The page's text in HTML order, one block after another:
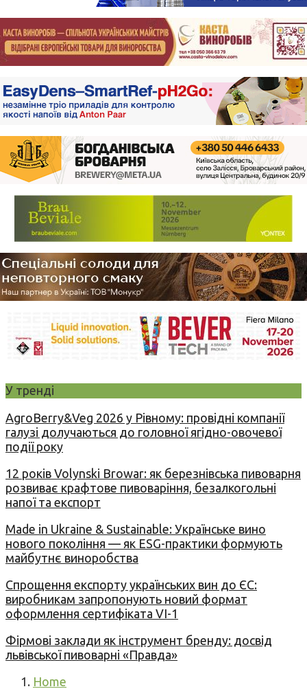
У тренді
AgroBerry&Veg 2026 у Рівному: провідні компанії
галузі долучаються до головної ягідно-овочевої
події року
12 років Volynski Browar: як березнівська пивоварня
розвиває крафтове пивоваріння, безалкогольні
напої та експорт
Made in Ukraine & Sustainable: Українське вино
нового покоління — як ESG-практики формують
майбутнє виноробства
Спрощення експорту українських вин до ЄС:
виробникам запропонують новий формат
оформлення сертифіката VI-1
Фірмові заклади як інструмент бренду: досвід
львівської пивоварні «Правда»
Home